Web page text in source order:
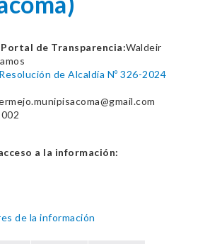
de Transparencia:Waldeir
Resolución de Alcaldía Nº 326-2024
a la información:
de la información